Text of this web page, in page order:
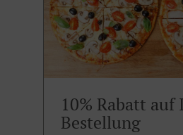
10% Rabatt auf
Bestellung